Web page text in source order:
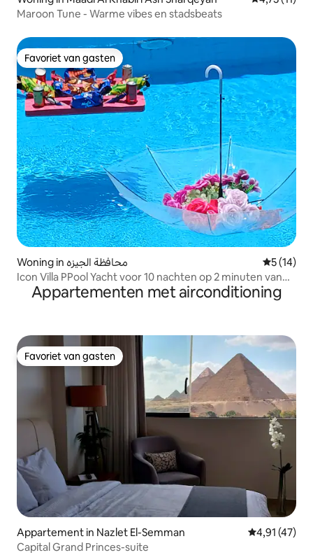
Maroon Tune - Warme vibes en stadsbeats
Favoriet van gasten
Favoriet van gasten
Woning in محافظة الجيزه
5 (14)
Icon Villa PPool Yacht voor 10 nachten op 2 minuten van
GEMAppartementen met airconditioning
Favoriet van gasten
Favoriet van gasten
Appartement in Nazlet El-Semman Gemiddelde
4,91 (47)
Capital Grand Princes-suite